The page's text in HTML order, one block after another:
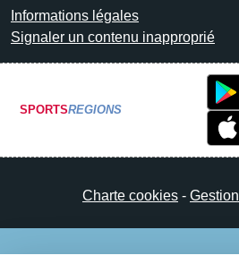
Informations légales
Signaler un contenu inapproprié
SPORTSREGIONS
Charte cookies